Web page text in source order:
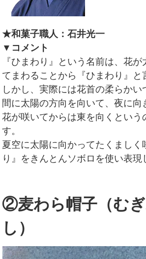
★和菓子職人：石井光一
▼コメント
『ひまわり』という名前は、花
てまわることから『ひまわり』と
しかし、実際には花首の柔らかい
間に太陽の方向を向いて、夜に向
花が咲いてからは東を向くという
す。
夏空に太陽に向かってたくましく
り』をきんとんソボロを使い表現
②麦わら帽子（む
し）